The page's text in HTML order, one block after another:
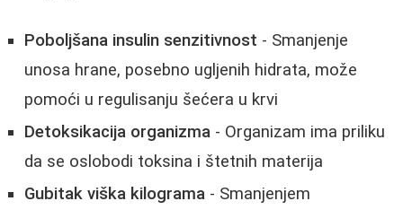
Poboljšana insulin senzitivnost - Smanjenje
unosa hrane, posebno ugljenih hidrata, može
pomoći u regulisanju šećera u krvi
Detoksikacija organizma - Organizam ima priliku
da se oslobodi toksina i štetnih materija
Gubitak viška kilograma - Smanjenjem